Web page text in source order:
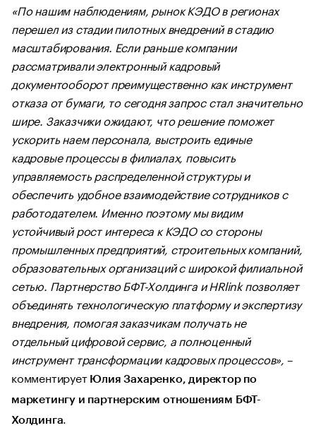
«По нашим наблюдениям, рынок КЭДО в регионах
перешел из стадии пилотных внедрений в стадию
масштабирования. Если раньше компании
рассматривали электронный кадровый
документооборот преимущественно как инструмент
отказа от бумаги, то сегодня запрос стал значительно
шире. Заказчики ожидают, что решение поможет
ускорить наем персонала, выстроить единые
кадровые процессы в филиалах, повысить
управляемость распределенной структуры и
обеспечить удобное взаимодействие сотрудников с
работодателем. Именно поэтому мы видим
устойчивый рост интереса к КЭДО со стороны
промышленных предприятий, строительных компаний,
образовательных организаций с широкой филиальной
сетью. Партнерство БФТ-Холдинга и HRlink позволяет
объединять технологическую платформу и экспертизу
внедрения, помогая заказчикам получать не
отдельный цифровой сервис, а полноценный
инструмент трансформации кадровых процессов», –
комментирует Юлия Захаренко, директор по
маркетингу и партнерским отношениям БФТ-
Холдинга.